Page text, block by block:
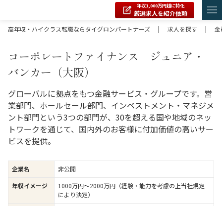
年収1,000万円超に特化
厳選求人を紹介依頼
高年収・ハイクラス転職ならタイグロンパートナーズ
| 求人を探す | 金
コーポレートファイナンス ジュニア・
バンカー（大阪）
グローバルに拠点をもつ金融サービス・グループです。営
業部門、ホールセール部門、インベストメント・マネジメ
ント部門という3つの部門が、30を超える国や地域のネッ
トワークを通じて、国内外のお客様に付加価値の高いサー
ビスを提供。
企業名
非公開
年収イメージ
1000万円〜2000万円（経験・能力を考慮の上当社規定
により決定）